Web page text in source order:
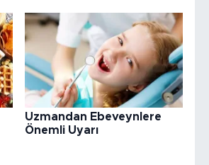
Uzmandan Ebeveynlere
Önemli Uyarı